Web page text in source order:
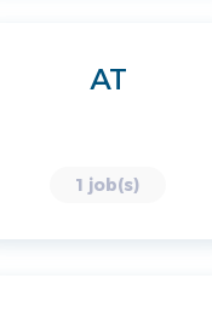
AT
1 job(s)